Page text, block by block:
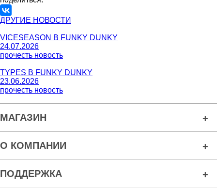
ДРУГИЕ НОВОСТИ
VICESEASON В FUNKY DUNKY
24.07.2026
прочесть новость
TYPES В FUNKY DUNKY
23.06.2026
прочесть новость
МАГАЗИН
О КОМПАНИИ
ПОДДЕРЖКА